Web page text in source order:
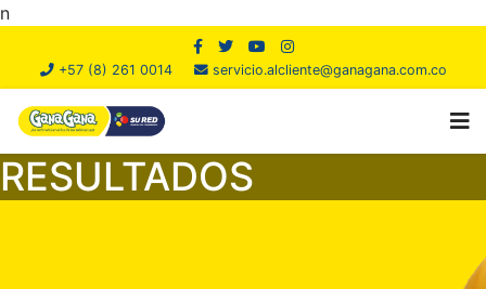
n
+57 (8) 261 0014 servicio.alcliente@ganagana.com.co
RESULTADOS